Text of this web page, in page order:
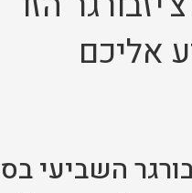
אליכם
השביעי